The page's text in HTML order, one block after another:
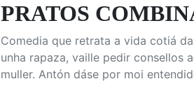
PRATOS
Comedia que retrata a vida cotiá
unha rapaza, vaille pedir consellos
muller. Antón dáse por moi